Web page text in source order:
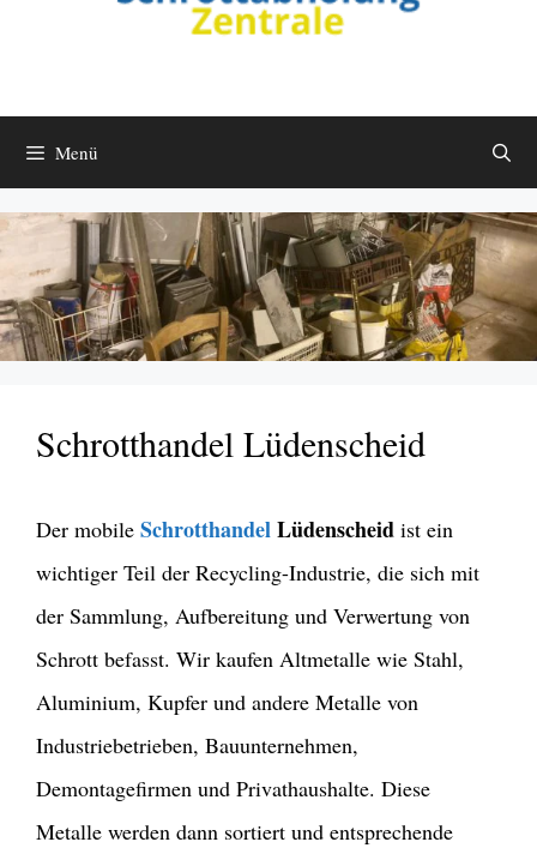
Menü
Schrotthandel Lüdenscheid
Der mobile SchrotthandelLüdenscheid ist ein
wichtiger Teil der Recycling-Industrie, die sich mit
der Sammlung, Aufbereitung und Verwertung von
Schrott befasst. Wir kaufen Altmetalle wie Stahl,
Aluminium, Kupfer und andere Metalle von
Industriebetrieben, Bauunternehmen,
Demontagefirmen und Privathaushalte. Diese
Metalle werden dann sortiert und entsprechende